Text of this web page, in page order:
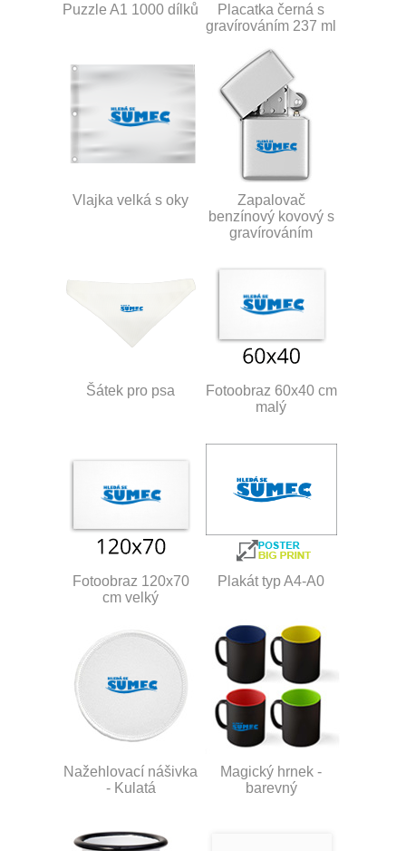
Puzzle A1 1000 dílků
Placatka černá s
gravírováním 237 ml
Vlajka velká s oky
Zapalovač
benzínový kovový s
gravírováním
Šátek pro psa
Fotoobraz 60x40 cm
malý
Fotoobraz 120x70
cm velký
Plakát typ A4-A0
Nažehlovací nášivka
- Kulatá
Magický hrnek -
barevný